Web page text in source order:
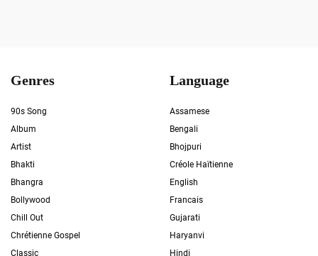
Genres
90s Song
Album
Artist
Bhakti
Bhangra
Bollywood
Chill Out
Chrétienne Gospel
Classic
Language
Assamese
Bengali
Bhojpuri
Créole Haïtienne
English
Francais
Gujarati
Haryanvi
Hindi